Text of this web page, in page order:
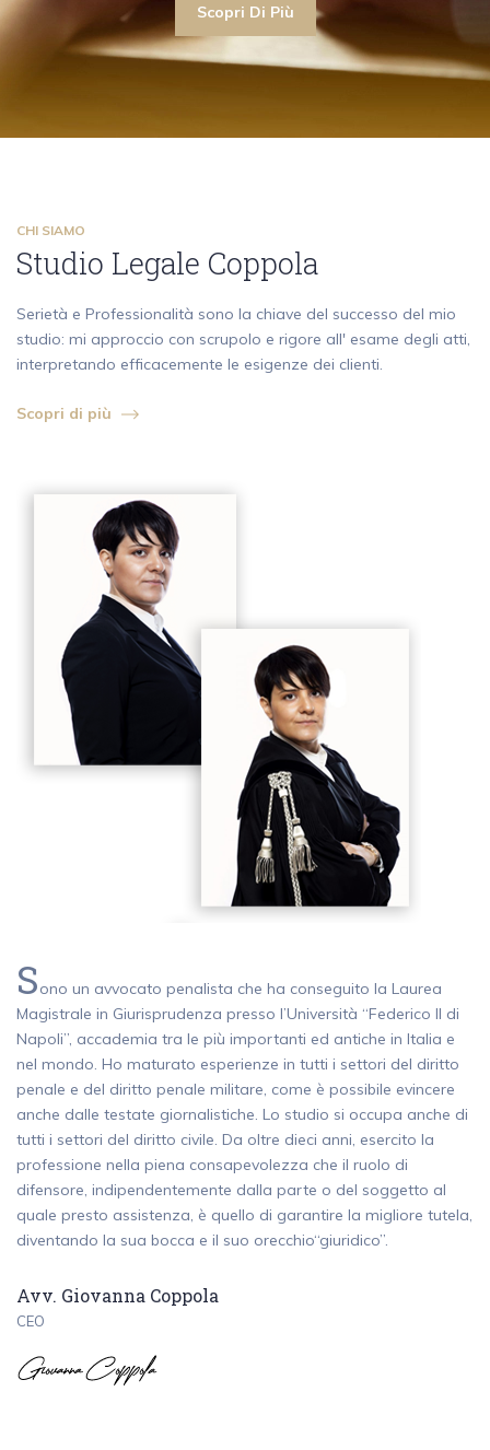
CHI SIAMO
Studio Legale Coppola
Serietà e Professionalità sono la chiave del successo del mio
studio: mi approccio con scrupolo e rigore all' esame degli atti,
interpretando efficacemente le esigenze dei clienti.
Scopri di più
Sono un avvocato penalista che ha conseguito la Laurea
Magistrale in Giurisprudenza presso l’Università “Federico II di
Napoli”, accademia tra le più importanti ed antiche in Italia e
nel mondo. Ho maturato esperienze in tutti i settori del diritto
penale e del diritto penale militare, come è possibile evincere
anche dalle testate giornalistiche. Lo studio si occupa anche di
tutti i settori del diritto civile. Da oltre dieci anni, esercito la
professione nella piena consapevolezza che il ruolo di
difensore, indipendentemente dalla parte o del soggetto al
quale presto assistenza, è quello di garantire la migliore tutela,
diventando la sua bocca e il suo orecchio“giuridico”.
Avv. Giovanna Coppola
CEO